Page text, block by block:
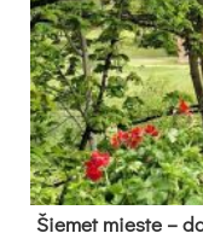
Šie­met mies­te –